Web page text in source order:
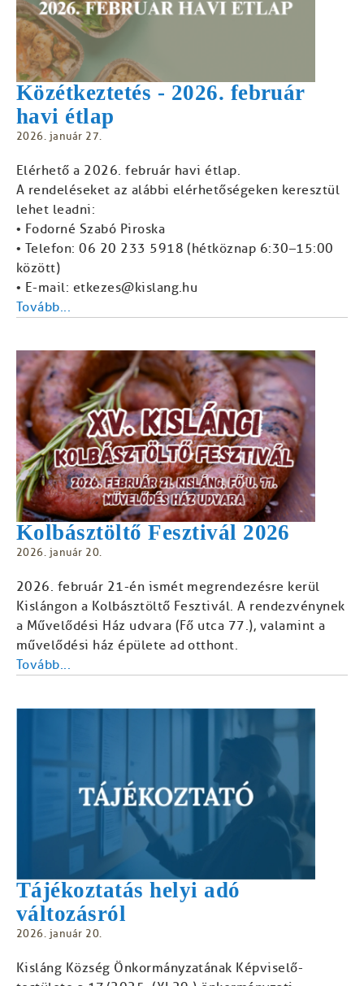
Közétkeztetés - 2026. február
havi étlap
2026. január 27.
Elérhető a 2026. február havi étlap.
A rendeléseket az alábbi elérhetőségeken keresztül
lehet leadni:
• Fodorné Szabó Piroska
• Telefon: 06 20 233 5918 (hétköznap 6:30–15:00
között)
• E-mail: etkezes@kislang.hu
Tovább...
Kolbásztöltő Fesztivál 2026
2026. január 20.
2026. február 21-én ismét megrendezésre kerül
Kislángon a Kolbásztöltő Fesztivál. A rendezvénynek
a Művelődési Ház udvara (Fő utca 77.), valamint a
művelődési ház épülete ad otthont.
Tovább...
Tájékoztatás helyi adó
változásról
2026. január 20.
Kisláng Község Önkormányzatának Képviselő-